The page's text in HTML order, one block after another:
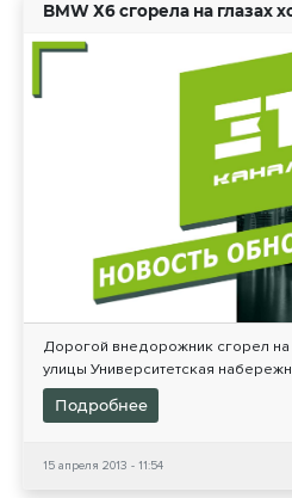
BMW Х6 сгорела на глазах
Дорогой внедорожник сгорел на
улицы Университетская
Подробнее
15 апреля 2013 - 11:54